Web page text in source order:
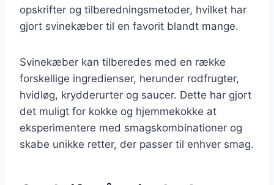
opskrifter og tilberedningsmetoder, hvilket har
gjort svinekæber til en favorit blandt mange.
Svinekæber kan tilberedes med en række
forskellige ingredienser, herunder rodfrugter,
hvidløg, krydderurter og saucer. Dette har gjort
det muligt for kokke og hjemmekokke at
eksperimentere med smagskombinationer og
skabe unikke retter, der passer til enhver smag.